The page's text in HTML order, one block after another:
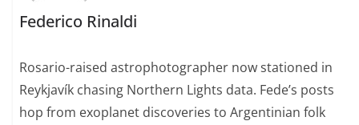
Federico Rinaldi
Rosario-raised astrophotographer now stationed in
Reykjavík chasing Northern Lights data. Fede’s posts
hop from exoplanet discoveries to Argentinian folk